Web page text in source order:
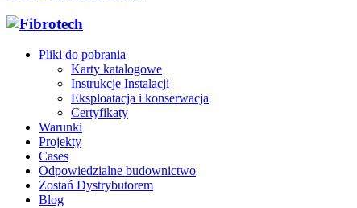
Pliki do pobrania
Karty katalogowe
Instrukcje Instalacji
Eksploatacja i konserwacja
Certyfikaty
Warunki
Projekty
Cases
Odpowiedzialne budownictwo
Zostań Dystrybutorem
Blog